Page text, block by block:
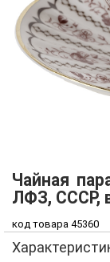
Чайная
ЛФЗ, СССР,
код товара 45360